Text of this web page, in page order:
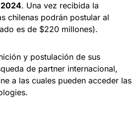
. Una vez recibida la
chilenas podrán postular al
es de $220 millones).
y postulación de sus
de partner internacional,
a las cuales pueden acceder las